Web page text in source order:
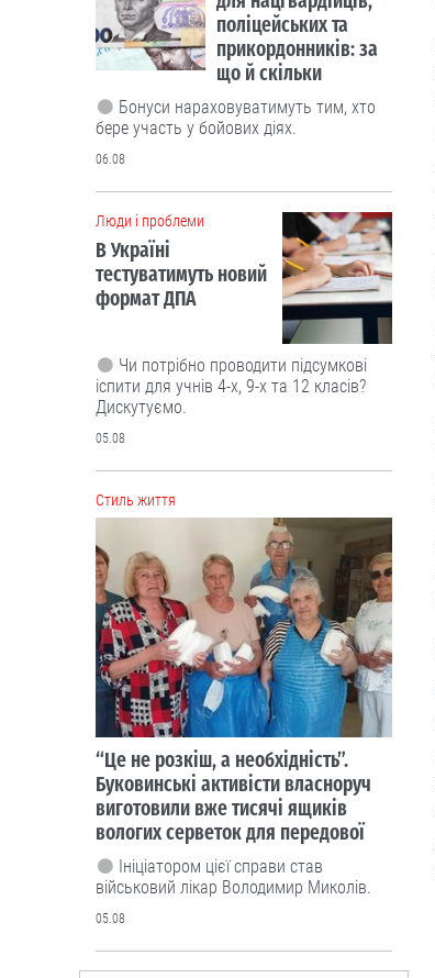
поліцейських та
прикордонників: за
що й скільки
Бонуси нараховуватимуть тим, хто
бере участь у бойових діях.
06.08
Люди і проблеми
В Україні
тестуватимуть новий
формат ДПА
Чи потрібно проводити підсумкові
іспити для учнів 4-х, 9-х та 12 класів?
Дискутуємо.
05.08
Cтиль життя
“Це не розкіш, а необхідність”.
Буковинські активісти власноруч
виготовили вже тисячі ящиків
вологих серветок для передової
Ініціатором цієї справи став
військовий лікар Володимир Миколів.
05.08